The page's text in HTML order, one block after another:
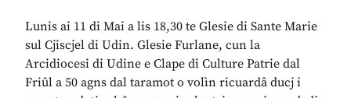
Lunis ai 11 di Mai a lis 18,30 te Glesie di Sante Marie
sul Cjiscjel di Udin. Glesie Furlane, cun la
Arcidiocesi di Udine e Clape di Culture Patrie dal
Friûl a 50 agns dal taramot o volìn ricuardâ ducj i